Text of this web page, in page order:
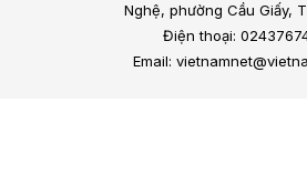
Nghệ, phường Cầu Giấy,
Điện thoại:
Email: